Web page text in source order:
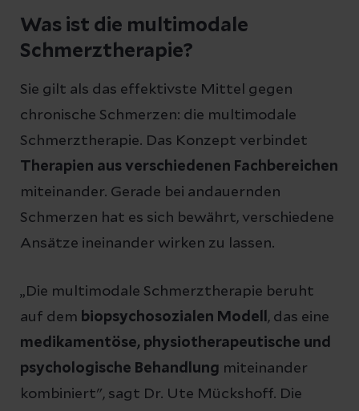
Was ist die multimodale
Schmerztherapie?
Sie gilt als das effektivste Mittel gegen
chronische Schmerzen: die multimodale
Schmerztherapie. Das Konzept verbindet
Therapien aus verschiedenen Fachbereichen
miteinander. Gerade bei andauernden
Schmerzen hat es sich bewährt, verschiedene
Ansätze ineinander wirken zu lassen.
„Die multimodale Schmerztherapie beruht
auf dem biopsychosozialen Modell , das eine
medikamentöse, physiotherapeutische und
psychologische Behandlung miteinander
kombiniert", sagt Dr. Ute Mückshoff. Die